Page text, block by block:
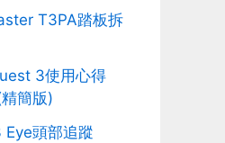
T3PA踏板拆
3使用心得
簡版)
Eye頭部追蹤